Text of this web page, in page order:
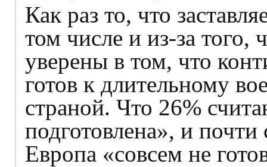
Как раз то, что
том числе и из-за того,
уверены в том, что
готов к длительному
страной. Что 26%
подготовлена», и
Европа «совсем не